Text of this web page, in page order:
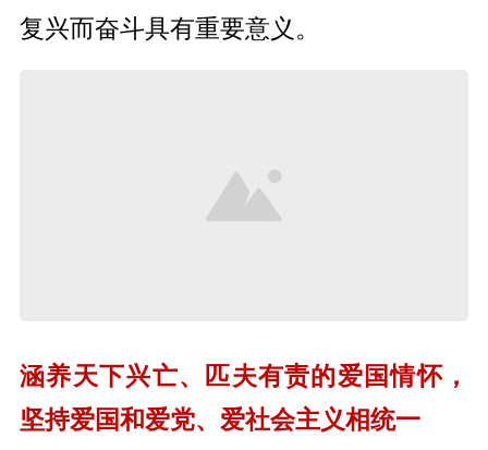
复兴而奋斗具有重要意义。
涵养天下兴亡、匹夫有责的爱国情怀，
坚持爱国和爱党、爱社会主义相统一